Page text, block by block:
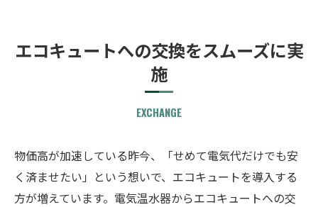
エコキュートへの交換をスムーズに実
施
EXCHANGE
物価高が加速している昨今、「せめて電気代だけでも安
く済ませたい」という想いで、エコキュートを導入する
方が増えています。電気温水器からエコキュートへの交